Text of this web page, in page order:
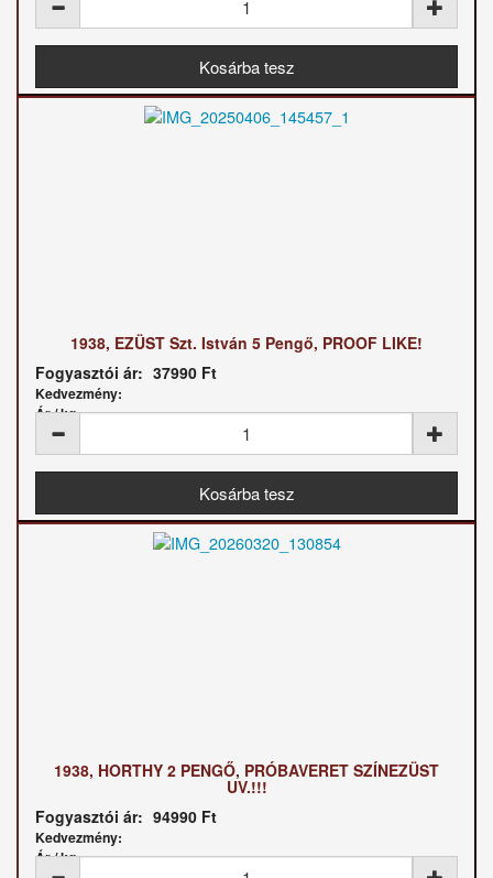
1938, EZÜST Szt. István 5 Pengő, PROOF LIKE!
Fogyasztói ár: 37990 Ft
Kedvezmény:
Ár / kg:
1938, HORTHY 2 PENGŐ, PRÓBAVERET SZÍNEZÜST
UV.!!!
Fogyasztói ár: 94990 Ft
Kedvezmény:
Ár / kg: